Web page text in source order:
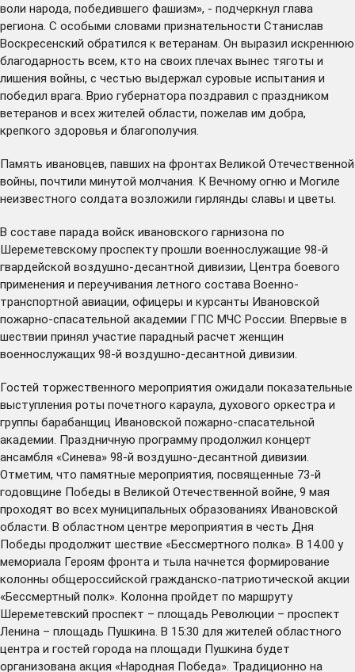
воли народа, победившего фашизм», - подчеркнул глава
региона. С особыми словами признательности Станислав
Воскресенский обратился к ветеранам. Он выразил искреннюю
благодарность всем, кто на своих плечах вынес тяготы и
лишения войны, с честью выдержал суровые испытания и
победил врага. Врио губернатора поздравил с праздником
ветеранов и всех жителей области, пожелав им добра,
крепкого здоровья и благополучия.
Память ивановцев, павших на фронтах Великой Отечественной
войны, почтили минутой молчания. К Вечному огню и Могиле
неизвестного солдата возложили гирлянды славы и цветы.
В составе парада войск ивановского гарнизона по
Шереметевскому проспекту прошли военнослужащие 98-й
гвардейской воздушно-десантной дивизии, Центра боевого
применения и переучивания летного состава Военно-
транспортной авиации, офицеры и курсанты Ивановской
пожарно-спасательной академии ГПС МЧС России. Впервые в
шествии принял участие парадный расчет женщин
военнослужащих 98-й воздушно-десантной дивизии.
Гостей торжественного мероприятия ожидали показательные
выступления роты почетного караула, духового оркестра и
группы барабанщиц Ивановской пожарно-спасательной
академии. Праздничную программу продолжил концерт
ансамбля «Синева» 98-й воздушно-десантной дивизии.
Отметим, что памятные мероприятия, посвященные 73-й
годовщине Победы в Великой Отечественной войне, 9 мая
проходят во всех муниципальных образованиях Ивановской
области. В областном центре мероприятия в честь Дня
Победы продолжит шествие «Бессмертного полка». В 14.00 у
мемориала Героям фронта и тыла начнется формирование
колонны общероссийской гражданско-патриотической акции
«Бессмертный полк». Колонна пройдет по маршруту
Шереметевский проспект – площадь Революции – проспект
Ленина – площадь Пушкина. В 15:30 для жителей областного
центра и гостей города на площади Пушкина будет
организована акция «Народная Победа». Традиционно на